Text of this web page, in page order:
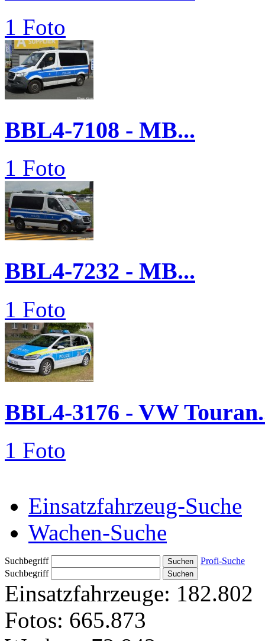
1 Foto
BBL4-7108 - MB...
1 Foto
BBL4-7232 - MB...
1 Foto
BBL4-3176 - VW
1 Foto
Einsatzfahrzeug-Suche
Wachen-Suche
Suchbegriff
Profi-Suche
Suchbegriff
Einsatzfahrzeuge: 182.802
Fotos: 665.873